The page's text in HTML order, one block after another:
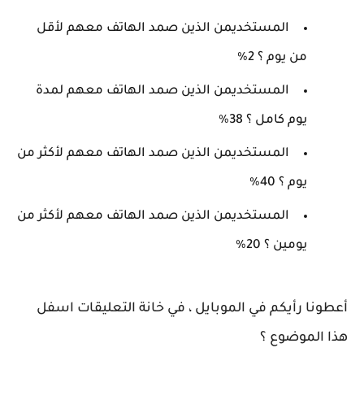
المستخديمن الذين صمد الهاتف معهم لأقل
من يوم ؟ 2%
المستخديمن الذين صمد الهاتف معهم لمدة
يوم كامل ؟ 38%
المستخديمن الذين صمد الهاتف معهم لأكثر من
يوم ؟ 40%
المستخديمن الذين صمد الهاتف معهم لأكثر من
يومين ؟ 20%
أعطونا رأيكم في الموبايل ، في خانة التعليقات اسفل
هذا الموضوع ؟